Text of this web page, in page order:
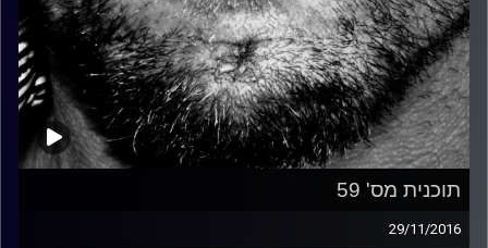
תוכנית מס' 59
29/11/2016